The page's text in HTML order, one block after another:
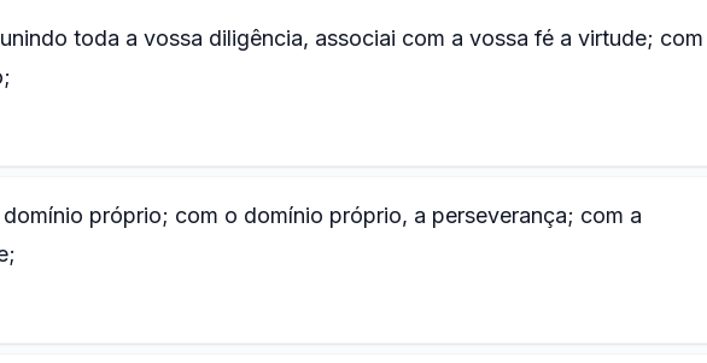
toda a vossa diligência, associai com a vossa fé a virtude;
próprio; com o domínio próprio, a perseverança; com a